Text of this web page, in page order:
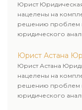
Юрист
нацелены на
решению проблем
юридического
Юрист Астана
Юрист Астана
нацелены на
решению проблем
юридического